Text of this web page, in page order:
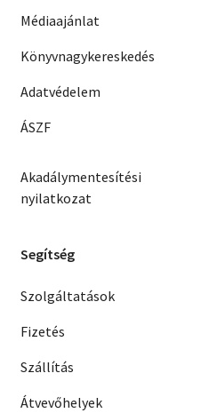
Médiaajánlat
Könyvnagykereskedés
Adatvédelem
ÁSZF
Akadálymentesítési
nyilatkozat
Segítség
Szolgáltatások
Fizetés
Szállítás
Átvevőhelyek